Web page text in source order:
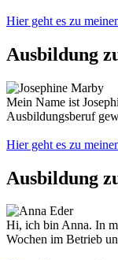
Hier geht es zu
Ausbildung
Mein Name ist
Ausbildungsberuf
Hier geht es zu
Ausbildung
Hi, ich bin Anna. In
Wochen im Betrieb